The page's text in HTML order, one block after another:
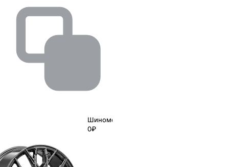
Шиномонтаж
0₽